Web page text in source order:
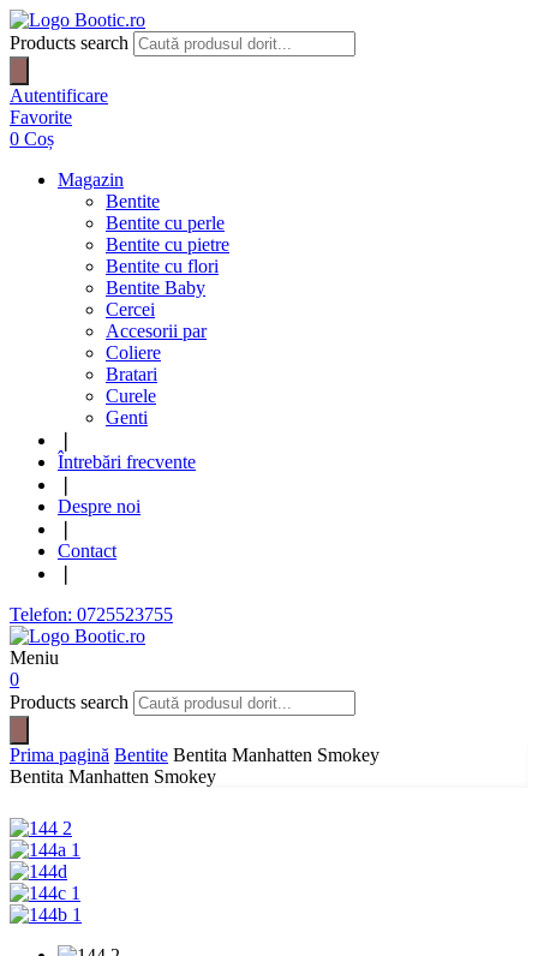
Products search
Autentificare
Favorite
0 Coș
Magazin
Bentite
Bentite cu perle
Bentite cu pietre
Bentite cu flori
Bentite Baby
Cercei
Accesorii par
Coliere
Bratari
Curele
Genti
Întrebări frecvente
Despre noi
Contact
Telefon: 0725523755
Meniu
0
Products search
Prima pagină Bentite Bentita Manhatten Smokey
Bentita Manhatten Smokey